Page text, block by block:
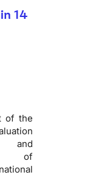
14
of the
and
of